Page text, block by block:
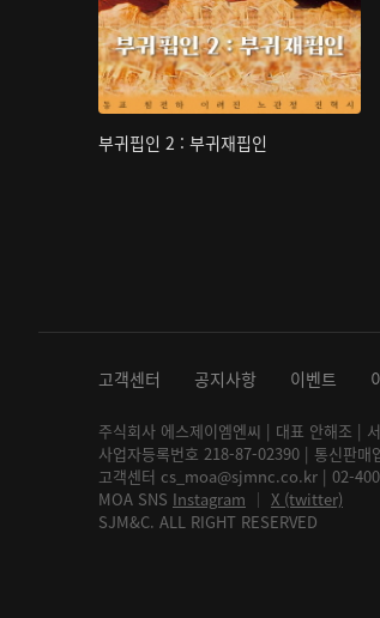
부귀핍인 2 : 부귀재핍인
고객센터 공지사항 이벤트
주식회사 에스제이엠엔씨 | 대표 안해조 |
사업자등록번호 218-87-02390 | 통신판
고객센터 cs_moa@sjmnc.co.kr | 02-
MOA SNS Instagram │ X (twitter)
SJM&C. ALL RIGHT RESERVED